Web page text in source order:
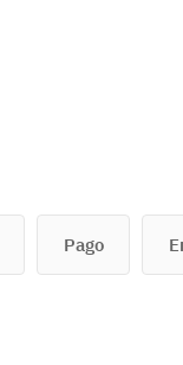
Pago